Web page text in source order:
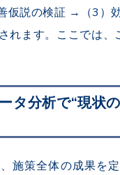
仮説の検証 →（3）
れます。ここでは、
タ分析で“現状
施策全体の成果を